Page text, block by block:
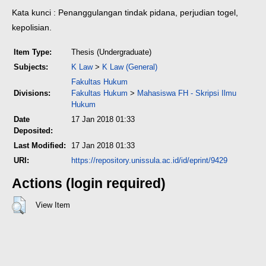
Kata kunci : Penanggulangan tindak pidana, perjudian togel,
kepolisian.
Item Type:
Thesis (Undergraduate)
Subjects:
K Law> K Law (General)
Divisions:
Fakultas Hukum
Fakultas Hukum > Mahasiswa FH - Skripsi Ilmu
Hukum
Date
Deposited:
17 Jan 2018 01:33
Last Modified:
17 Jan 2018 01:33
URI:
https://repository.unissula.ac.id/id/eprint/9429
Actions (login required)
View Item